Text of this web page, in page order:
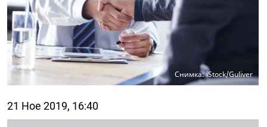
Снимка: iStock/Guliver
21 Ное 2019, 16:40